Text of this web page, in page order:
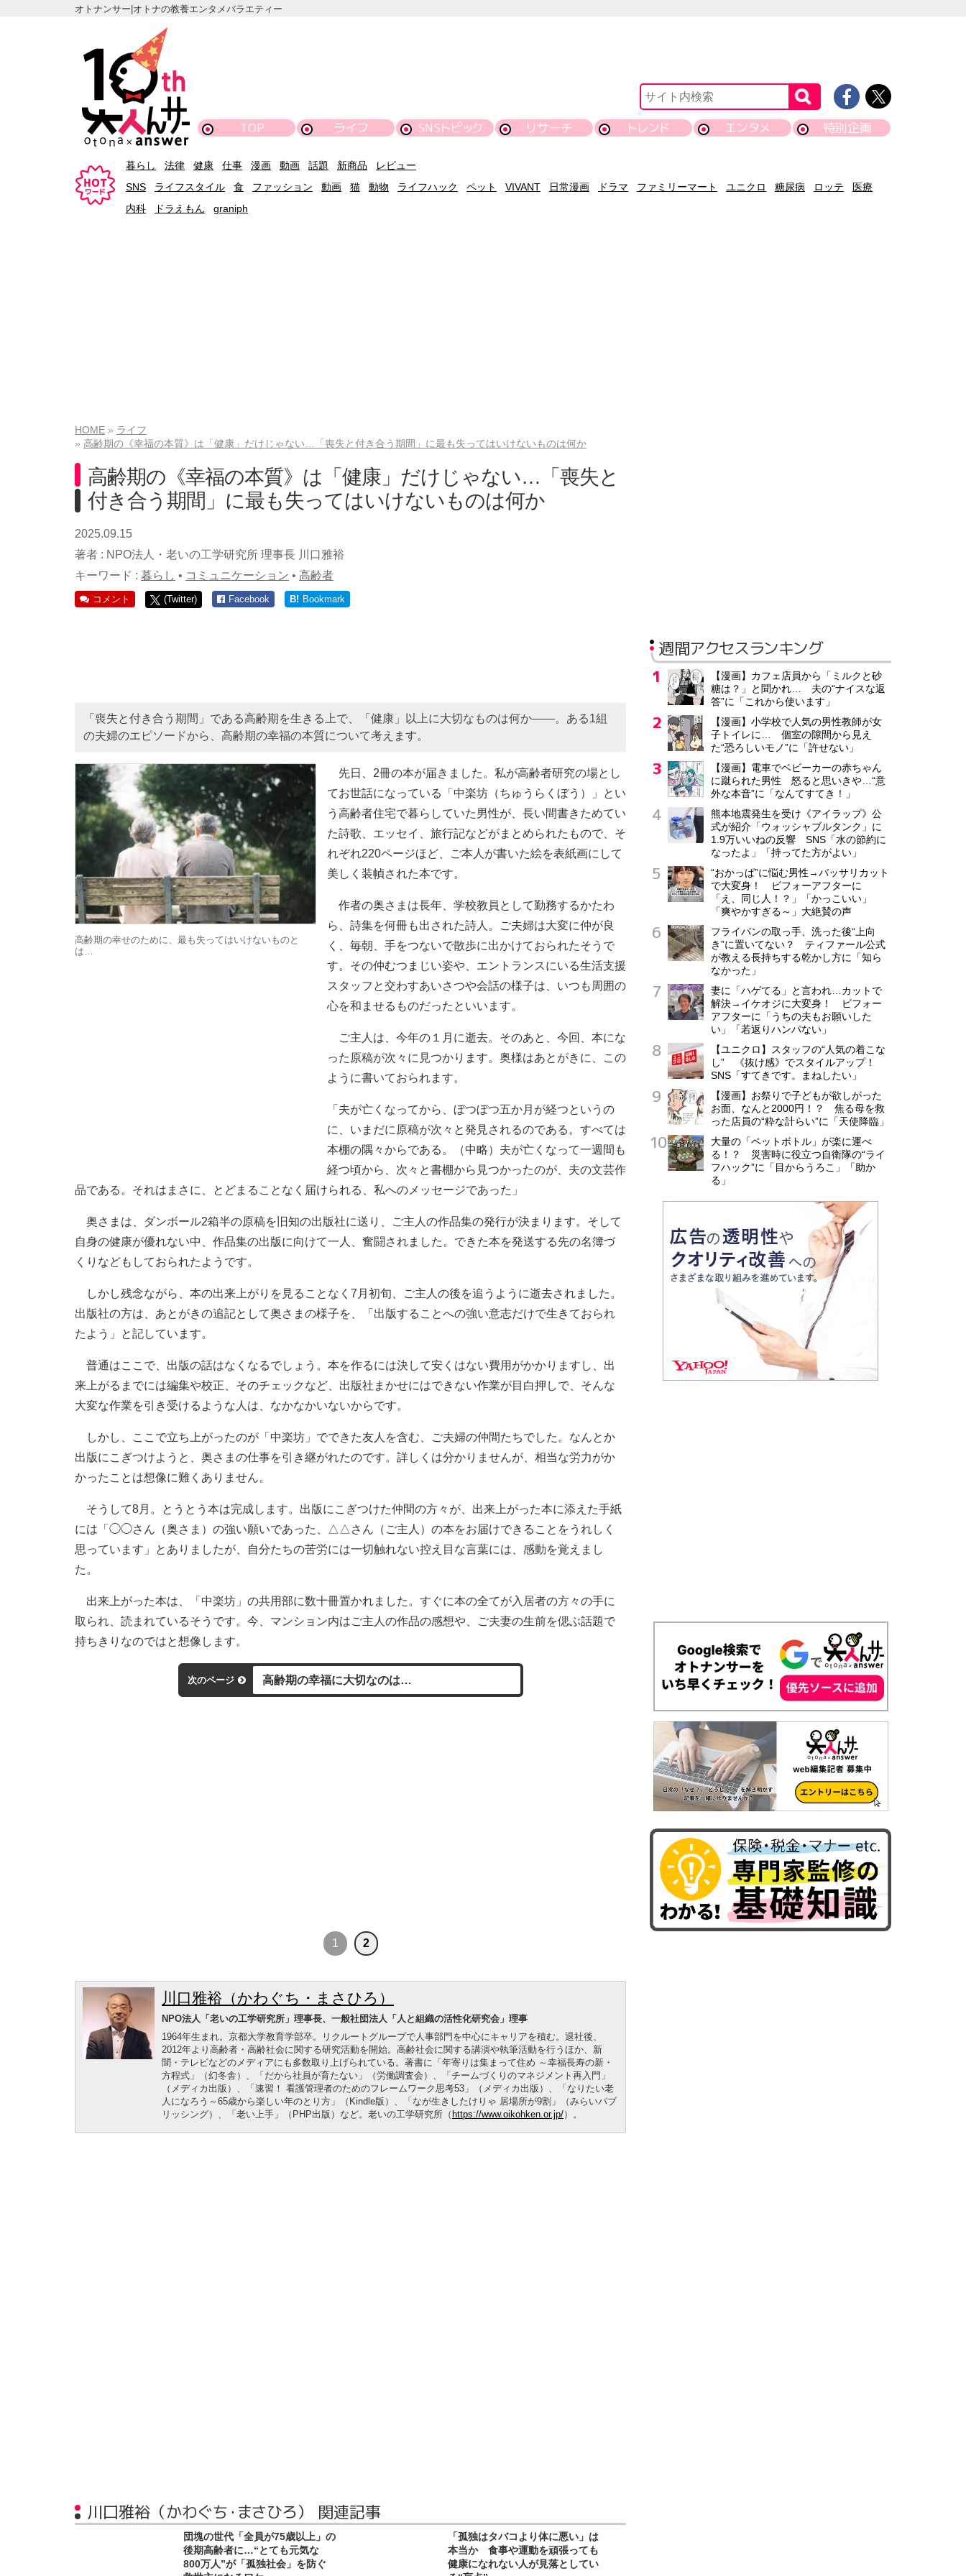
オトナンサー|オトナの教養エンタメバラエティー
TOP ライフ SNSトピック リサーチ トレンド エンタメ 特別企画
暮らし 法律 健康 仕事 漫画 動画 話題 新商品
レビュー
SNS
ライフスタイル 食 ファッション 動画 猫 動物 ライフハック ペット VIVANT 日常漫画 ドラマ ファミリーマート ユニクロ 糖尿病 ロッテ
医療
内科
ドラえもん graniph
HOME
ライフ
高齢期の《幸福の本質》は「健康」だけじゃない…「喪失と付き合う期間」に最も失ってはいけないものは何か
高齢期の《幸福の本質》は「健康」だけじゃない…「喪失と
付き合う期間」に最も失ってはいけないものは何か
2025.09.15
著者 : NPO法人・老いの工学研究所 理事長 川口雅裕
キーワード : 暮らし • コミュニケーション • 高齢者
コメント (Twitter) Facebook B! Bookmark
「喪失と付き合う期間」である高齢期を生きる上で、「健康」以上に大切なものは何か――。ある1組
の夫婦のエピソードから、高齢期の幸福の本質について考えます。
高齢期の幸せのために、最も失ってはいけないものと
は…
先日、2冊の本が届きました。私が高齢者研究の場とし
てお世話になっている「中楽坊（ちゅうらくぼう）」とい
う高齢者住宅で暮らしていた男性が、長い間書きためてい
た詩歌、エッセイ、旅行記などがまとめられたもので、そ
れぞれ220ページほど、ご本人が書いた絵を表紙画にして
美しく装幀された本です。
作者の奥さまは長年、学校教員として勤務するかたわ
ら、詩集を何冊も出された詩人。ご夫婦は大変に仲が良
く、毎朝、手をつないで散歩に出かけておられたそうで
す。その仲むつまじい姿や、エントランスにいる生活支援
スタッフと交わすあいさつや会話の様子は、いつも周囲の
心を和ませるものだったといいます。
ご主人は、今年の１月に逝去。そのあと、今回、本にな
った原稿が次々に見つかります。奥様はあとがきに、この
ように書いておられます。
「夫が亡くなってから、ぼつぼつ五か月が経つというの
に、いまだに原稿が次々と発見されるのである。すべては
本棚の隅々からである。（中略）夫が亡くなって一週間も
経つ頃から、次々と書棚から見つかったのが、夫の文芸作
品である。それはまさに、とどまることなく届けられる、私へのメッセージであった」
奥さまは、ダンボール2箱半の原稿を旧知の出版社に送り、ご主人の作品集の発行が決まります。そして
自身の健康が優れない中、作品集の出版に向けて一人、奮闘されました。できた本を発送する先の名簿づ
くりなどもしておられたようです。
しかし残念ながら、本の出来上がりを見ることなく7月初旬、ご主人の後を追うように逝去されました。
出版社の方は、あとがきの追記として奥さまの様子を、「出版することへの強い意志だけで生きておられ
たよう」と記しています。
普通はここで、出版の話はなくなるでしょう。本を作るには決して安くはない費用がかかりますし、出
来上がるまでには編集や校正、そのチェックなど、出版社まかせにはできない作業が目白押しで、そんな
大変な作業を引き受けるような人は、なかなかいないからです。
しかし、ここで立ち上がったのが「中楽坊」でできた友人を含む、ご夫婦の仲間たちでした。なんとか
出版にこぎつけようと、奥さまの仕事を引き継がれたのです。詳しくは分かりませんが、相当な労力がか
かったことは想像に難くありません。
そうして8月。とうとう本は完成します。出版にこぎつけた仲間の方々が、出来上がった本に添えた手紙
には「◯◯さん（奥さま）の強い願いであった、△△さん（ご主人）の本をお届けできることをうれしく
思っています」とありましたが、自分たちの苦労には一切触れない控え目な言葉には、感動を覚えまし
た。
出来上がった本は、「中楽坊」の共用部に数十冊置かれました。すぐに本の全てが入居者の方々の手に
取られ、読まれているそうです。今、マンション内はご主人の作品の感想や、ご夫妻の生前を偲ぶ話題で
持ちきりなのではと想像します。
次のページ 高齢期の幸福に大切なのは…
1 2
川口雅裕（かわぐち・まさひろ）
NPO法人「老いの工学研究所」理事長、一般社団法人「人と組織の活性化研究会」理事
1964年生まれ。京都大学教育学部卒。リクルートグループで人事部門を中心にキャリアを積む。退社後、
2012年より高齢者・高齢社会に関する研究活動を開始。高齢社会に関する講演や執筆活動を行うほか、新
聞・テレビなどのメディアにも多数取り上げられている。著書に「年寄りは集まって住め ～幸福長寿の新・
方程式」（幻冬舎）、「だから社員が育たない」（労働調査会）、「チームづくりのマネジメント再入門」
（メディカ出版）、「速習！ 看護管理者のためのフレームワーク思考53」（メディカ出版）、「なりたい老
人になろう～65歳から楽しい年のとり方」（Kindle版）、「なが生きしたけりゃ 居場所が9割」（みらいパブ
リッシング）、「老い上手」（PHP出版）など。老いの工学研究所（ https://www.oikohken.or.jp/）。
川口雅裕（かわぐち・まさひろ） 関連記事
団塊の世代「全員が75歳以上」の
後期高齢者に…“とても元気な
800万人”が「孤独社会」を防ぐ
「孤独はタバコより体に悪い」は
本当か 食事や運動を頑張っても
健康になれない人が見落としてい
週間アクセスランキング
【漫画】カフェ店員から「ミルクと砂
糖は？」と聞かれ… 夫の“ナイスな返
答”に「これから使います」
【漫画】小学校で人気の男性教師が女
子トイレに… 個室の隙間から見え
た“恐ろしいモノ”に「許せない」
【漫画】電車でベビーカーの赤ちゃん
に蹴られた男性 怒ると思いきや…“意
外な本音”に「なんてすてき！」
熊本地震発生を受け《アイラップ》公
式が紹介「ウォッシャブルタンク」に
1.9万いいねの反響 SNS「水の節約に
なったよ」「持ってた方がよい」
“おかっぱ”に悩む男性→バッサリカット
で大変身！ ビフォーアフターに
「え、同じ人！？」「かっこいい」
「爽やかすぎる～」大絶賛の声
フライパンの取っ手、洗った後“上向
き”に置いてない？ ティファール公式
が教える長持ちする乾かし方に「知ら
なかった」
妻に「ハゲてる」と言われ…カットで
解決→イケオジに大変身！ ビフォー
アフターに「うちの夫もお願いした
い」「若返りハンパない」
【ユニクロ】スタッフの“人気の着こな
し” 《抜け感》でスタイルアップ！
SNS「すてきです。まねしたい」
【漫画】お祭りで子どもが欲しがった
お面、なんと2000円！？ 焦る母を救
った店員の“粋な計らい”に「天使降臨」
大量の「ペットボトル」が楽に運べ
る！？ 災害時に役立つ自衛隊の“ライ
フハック”に「目からうろこ」「助か
る」